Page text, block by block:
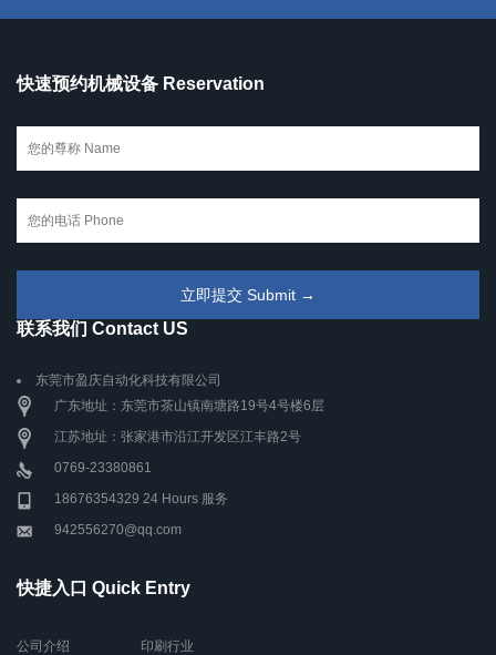
快速预约机械设备 Reservation
联系我们 Contact US
东莞市盈庆自动化科技有限公司
广东地址：东莞市茶山镇南塘路19号4号楼6层
江苏地址：张家港市沿江开发区江丰路2号
0769-23380861
18676354329 24 Hours 服务
942556270@qq.com
快捷入口 Quick Entry
公司介绍
印刷行业